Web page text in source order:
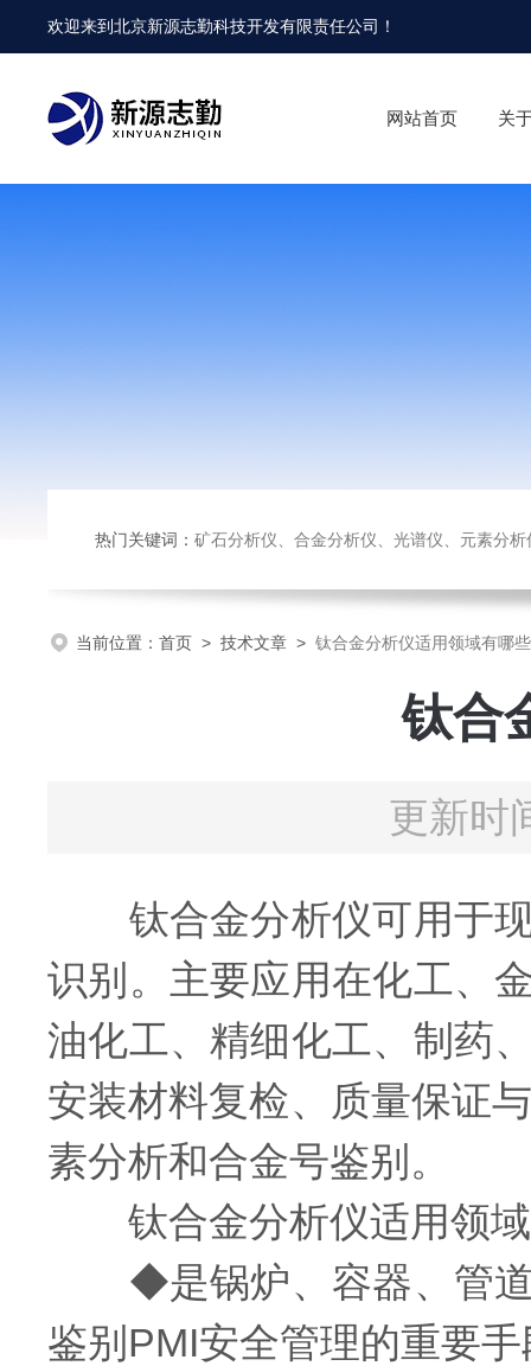
欢迎来到北京新源志勤科技开发有限责任公司 ！
网站首页 关
热门关键词： 矿石分析仪、合金分析仪、光谱仪、元素分析
当前位置： 首页 > 技术文章 > 钛合金分析仪适用领域有哪
钛合
更新时
钛合金分析仪可用于现
识别。主要应用在化工、
油化工、精细化工、制药
安装材料复检、质量保证
素分析和合金号鉴别。
钛合金分析仪适用领
◆是锅炉、容器、管道
鉴别PMI安全管理的重要